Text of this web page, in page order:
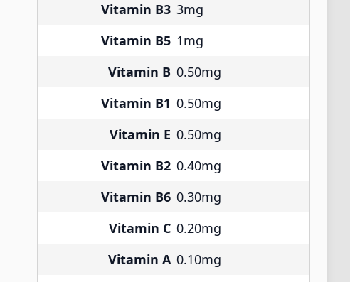
Vitamin B3 3mg
Vitamin B5 1mg
Vitamin B 0.50mg
Vitamin B1 0.50mg
Vitamin E 0.50mg
Vitamin B2 0.40mg
Vitamin B6 0.30mg
Vitamin C 0.20mg
Vitamin A 0.10mg